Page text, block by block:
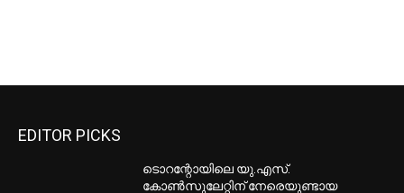
EDITOR PICKS
ടൊറന്റോയിലെ യു.എസ്.
കോൺസുലേറ്റിന് നേരെയുണ്ടായ